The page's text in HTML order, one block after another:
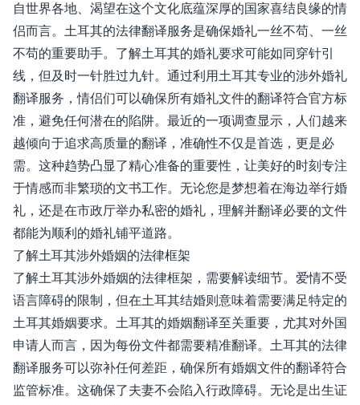
自世界各地、渴望在这个文化底蕴深厚的国家喜结良缘的情
侣而言。土耳其的法律翻译服务是确保婚礼一丝不苟、一丝
不苟的重要助手。了解土耳其的婚礼要求可能如同穿针引
线，但及时一针胜过九针。通过利用土耳其专业的涉外婚礼
翻译服务，情侣们可以确保所有婚礼文件的翻译符合官方标
准，避免任何潜在的陷阱。最近的一项调查显示，人们越来
越倾向于追求高质量的翻译，准确性不仅是首选，更是必
需。这种趋势凸显了精心准备的重要性，让美好的时刻专注
于情感而非繁琐的文书工作。无论您是梦想着在海边举行婚
礼，还是在市政厅举办私密的婚礼，理解并翻译必要的文件
都能为顺利的婚礼铺平道路。
了解土耳其涉外婚姻的法律框架
了解土耳其涉外婚姻的法律框架，需要解读细节。爱情不受
语言障碍的限制，但在土耳其结婚则意味着需要满足特定的
土耳其婚姻要求。土耳其的婚姻翻译至关重要，尤其对外国
申请人而言，因为每份文件都需要精准翻译。土耳其的法律
翻译服务可以弥补任何差距，确保所有婚姻文件的翻译符合
监管标准。这确保了夫妻不会陷入行政障碍。无论是出生证